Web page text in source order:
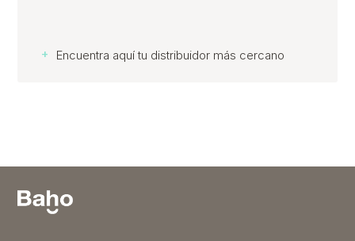
+ Encuentra aquí tu distribuidor más cercano